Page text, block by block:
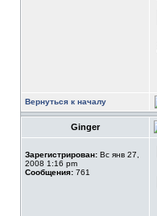
Вернуться к началу
Ginger
Зарегистрирован: Вс янв 27,
2008 1:16 pm
Сообщения: 761